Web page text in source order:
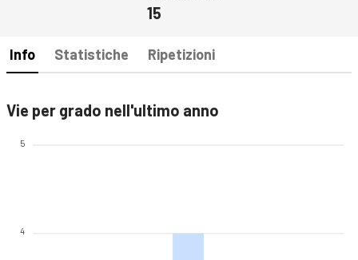
15
Info Statistiche Ripetizioni
Vie per grado nell'ultimo anno
5
4